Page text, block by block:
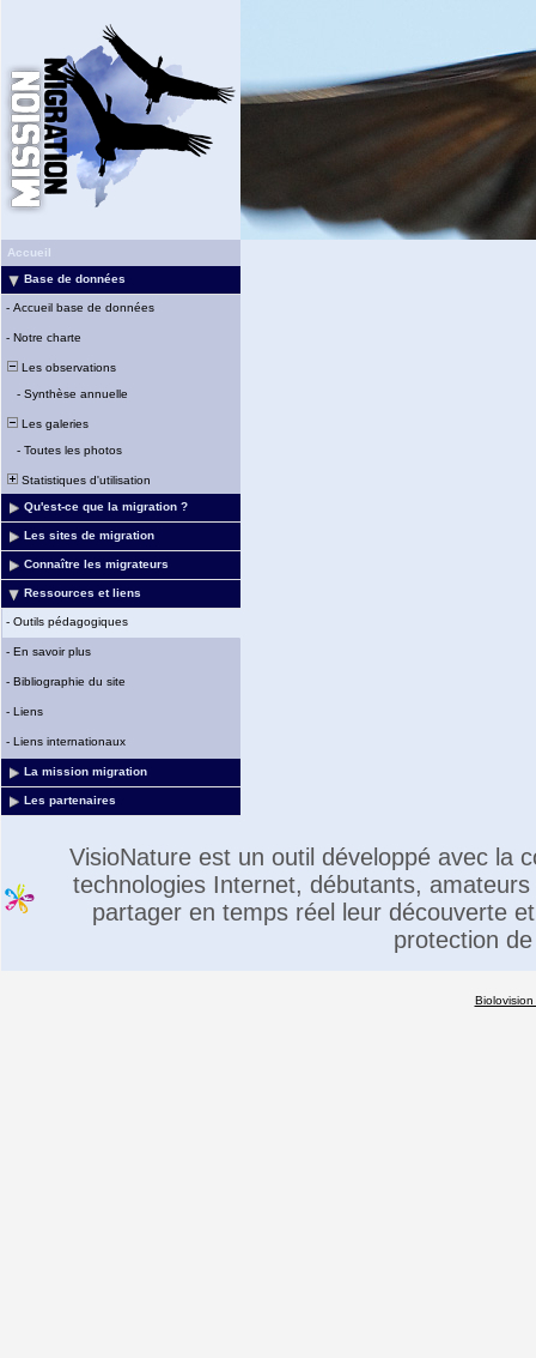
Accueil
Base de données
- Accueil base de données
- Notre charte
Les observations
- Synthèse annuelle
Les galeries
- Toutes les photos
Statistiques d'utilisation
Qu'est-ce que la migration ?
Les sites de migration
Connaître les migrateurs
Ressources et liens
- Outils pédagogiques
- En savoir plus
- Bibliographie du site
- Liens
- Liens internationaux
La mission migration
Les partenaires
VisioNature est un outil développé avec la
technologies Internet, débutants,
partager en temps réel leur découverte
protection
Biolovision